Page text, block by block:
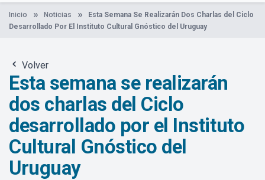
Inicio Noticias
Esta Semana Se Realizarán Dos Charlas del Ciclo
Desarrollado Por El Instituto Cultural Gnóstico del Uruguay
Volver
Esta semana se realizarán
dos charlas del Ciclo
desarrollado por el Instituto
Cultural Gnóstico del
Uruguay